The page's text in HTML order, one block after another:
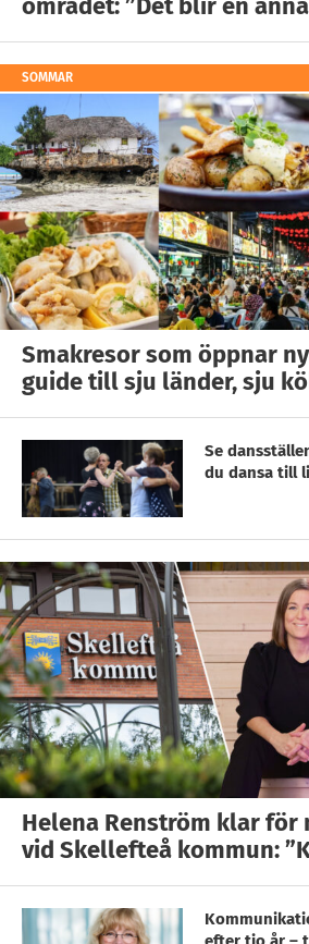
SOMMAR
Smakresor som öppnar
guide till sju länder, sju
Se
du dansa till
Helena Renström klar
vid Skellefteå kommun: